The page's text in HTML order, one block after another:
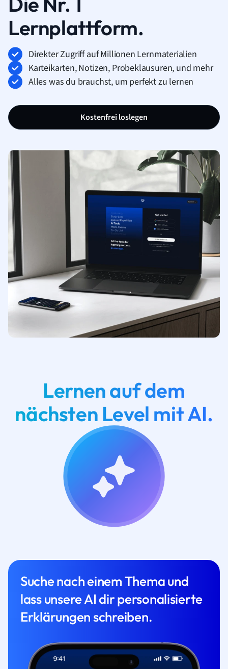
Lernplattform.
Direkter Zugriff auf Millionen Lernmaterialien
Karteikarten, Notizen, Probeklausuren, und mehr
Alles was du brauchst, um perfekt zu lernen
Kostenfrei loslegen
Lernen auf dem
nächsten Level mit AI.
Suche nach einem Thema und
lass unsere AI dir personalisierte
Erklärungen schreiben.